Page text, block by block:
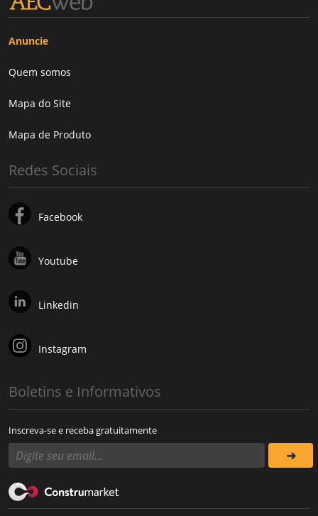
Anuncie
Quem somos
Mapa do Site
Mapa de Produto
Redes Sociais
Facebook
Youtube
Linkedin
Instagram
Boletins e Informativos
Inscreva-se e receba gratuitamente